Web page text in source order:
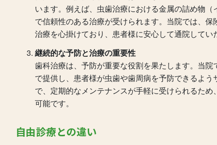
います。例えば、虫歯治療における金属の詰め物
で信頼性のある治療が受けられます。当院では、
治療を心掛けており、患者様に安心して通院して
継続的な予防と治療の重要性
歯科治療は、予防が重要な役割を果たします。当
で提供し、患者様が虫歯や歯周病を予防できるよ
で、定期的なメンテナンスが手軽に受けられるた
可能です。
自由診療との違い